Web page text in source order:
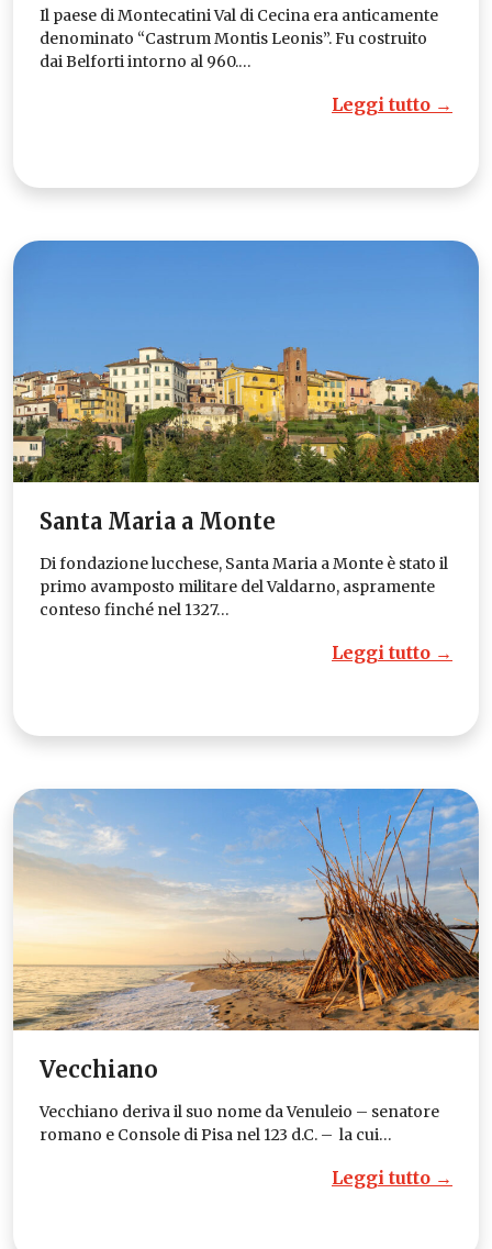
Il paese di Montecatini Val di Cecina era anticamente
denominato “Castrum Montis Leonis”. Fu costruito
dai Belforti intorno al 960.…
Leggi tutto →
Santa Maria a Monte
Di fondazione lucchese, Santa Maria a Monte è stato il
primo avamposto militare del Valdarno, aspramente
conteso finché nel 1327…
Leggi tutto →
Vecchiano
Vecchiano deriva il suo nome da Venuleio – senatore
romano e Console di Pisa nel 123 d.C. – la cui…
Leggi tutto →